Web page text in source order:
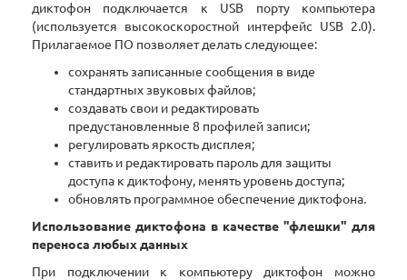
диктофон подключается к USB порту компьютера
(используется высокоскоростной интерфейс USB 2.0).
Прилагаемое ПО позволяет делать следующее:
сохранять записанные сообщения в виде
стандартных звуковых файлов;
создавать свои и редактировать
предустановленные 8 профилей записи;
регулировать яркость дисплея;
ставить и редактировать пароль для защиты
доступа к диктофону, менять уровень доступа;
обновлять программное обеспечение диктофона.
Использование диктофона в качестве "флешки" для
переноса любых данных
При подключении к компьютеру диктофон можно